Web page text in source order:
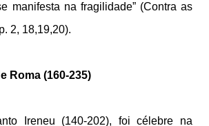
manifesta na fragilidade” (Contra as
2, 18,19,20).
Roma (160-235)
Ireneu (140-202), foi célebre na